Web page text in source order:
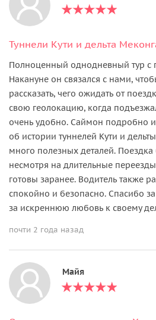
Полноценный однодневный тур
Накануне он связался с нами,
рассказать, чего ожидать от
свою геолокацию, когда
очень удобно. Саймон подробно и
об истории туннелей Кути и
много полезных деталей.
несмотря на длительные
готовы заранее. Водитель также
спокойно и безопасно. Спасибо
за искреннюю любовь к своему
почти 2 года назад
Майя